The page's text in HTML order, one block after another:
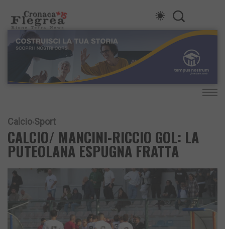
Calcio Sport
CALCIO/ MANCINI-RICCIO GOL: LA
PUTEOLANA ESPUGNA FRATTA